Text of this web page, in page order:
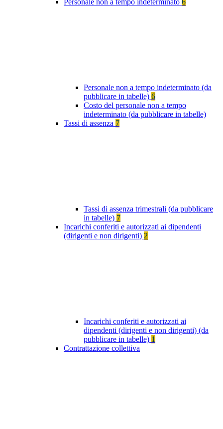
Personale non a tempo indeterminato 6
Personale non a tempo indeterminato (da
pubblicare in tabelle) 6
Costo del personale non a tempo
indeterminato (da pubblicare in tabelle)
Tassi di assenza 7
Tassi di assenza trimestrali (da pubblicare
in tabelle) 7
Incarichi conferiti e autorizzati ai dipendenti
(dirigenti e non dirigenti) 2
Incarichi conferiti e autorizzati ai
dipendenti (dirigenti e non dirigenti) (da
pubblicare in tabelle) 1
Contrattazione collettiva